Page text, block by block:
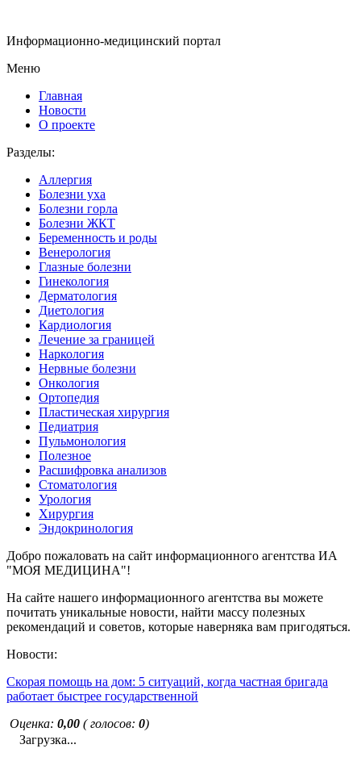
Информационно-медицинский портал
Меню
Главная
Новости
О проекте
Разделы:
Аллергия
Болезни уха
Болезни горла
Болезни ЖКТ
Беременность и роды
Венерология
Глазные болезни
Гинекология
Дерматология
Диетология
Кардиология
Лечение за границей
Наркология
Нервные болезни
Онкология
Ортопедия
Пластическая хирургия
Педиатрия
Пульмонология
Полезное
Расшифровка анализов
Стоматология
Урология
Хирургия
Эндокринология
Добро пожаловать на сайт информационного агентства ИА
"МОЯ МЕДИЦИНА"!
На сайте нашего информационного агентства вы можете
почитать уникальные новости, найти массу полезных
рекомендаций и советов, которые наверняка вам пригодяться.
Новости:
Скорая помощь на дом: 5 ситуаций, когда частная бригада
работает быстрее государственной
Оценка: 0,00 ( голосов: 0)
Загрузка...